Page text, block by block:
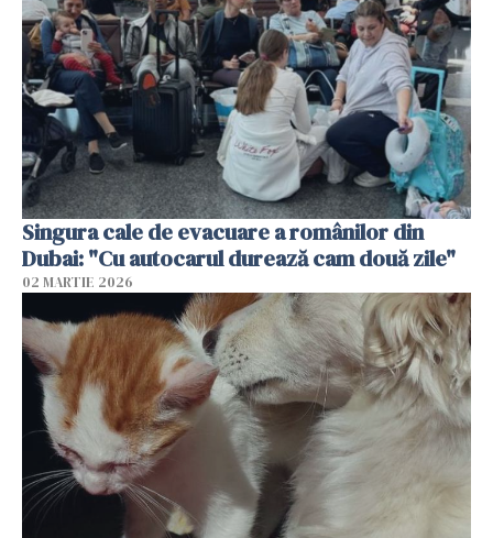
Singura cale de evacuare a românilor din
Dubai: "Cu autocarul durează cam două zile"
02 MARTIE 2026